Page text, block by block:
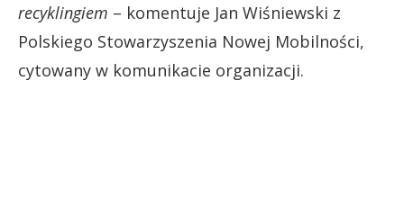
recyklingiem – komentuje Jan Wiśniewski z
Polskiego Stowarzyszenia Nowej Mobilności,
cytowany w komunikacie organizacji.